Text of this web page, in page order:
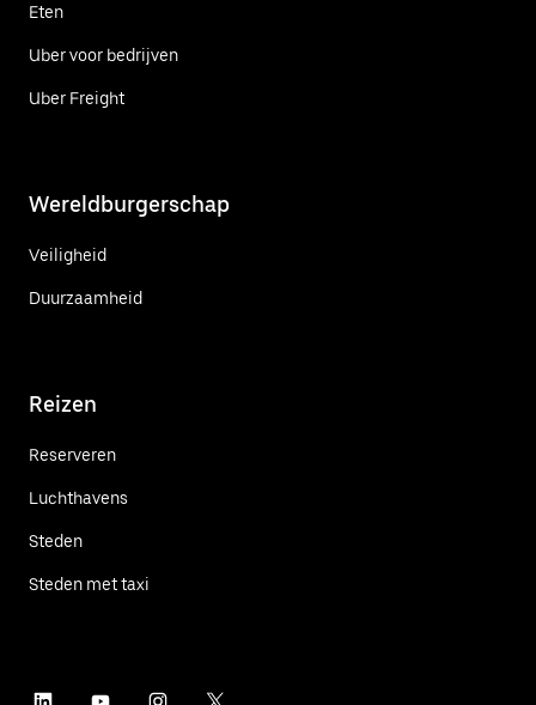
Eten
Uber voor bedrijven
Uber Freight
Wereldburgerschap
Veiligheid
Duurzaamheid
Reizen
Reserveren
Luchthavens
Steden
Steden met taxi